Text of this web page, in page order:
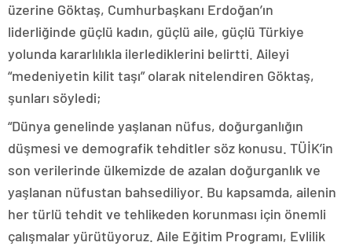
üzerine Göktaş, Cumhurbaşkanı Erdoğan’ın
liderliğinde güçlü kadın, güçlü aile, güçlü Türkiye
yolunda kararlılıkla ilerlediklerini belirtti. Aileyi
“medeniyetin kilit taşı” olarak nitelendiren Göktaş,
şunları söyledi;
“Dünya genelinde yaşlanan nüfus, doğurganlığın
düşmesi ve demografik tehditler söz konusu. TÜİK’in
son verilerinde ülkemizde de azalan doğurganlık ve
yaşlanan nüfustan bahsediliyor. Bu kapsamda, ailenin
her türlü tehdit ve tehlikeden korunması için önemli
çalışmalar yürütüyoruz. Aile Eğitim Programı, Evlilik